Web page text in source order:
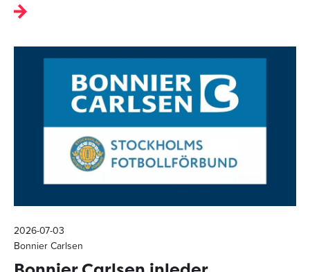
2026-07-03
Bonnier Carlsen